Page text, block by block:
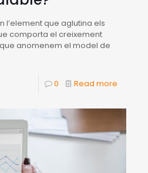
l’element que aglutina els
comporta el creixement
que anomenem el model de
0 Read more